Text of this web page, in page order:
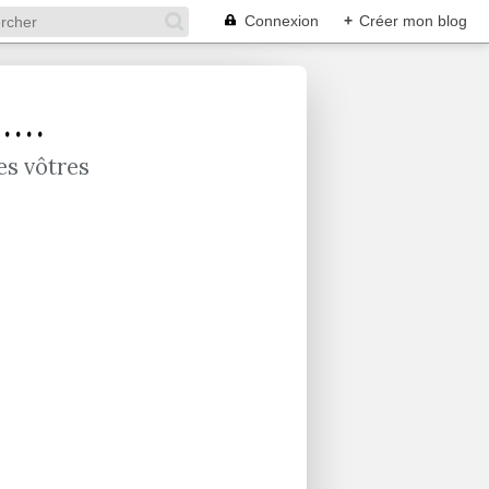
Connexion + Créer mon blog
vôtres